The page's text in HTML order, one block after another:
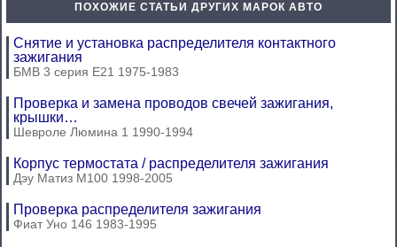
ПОХОЖИЕ СТАТЬИ ДРУГИХ МАРОК АВТО
Снятие и установка распределителя контактного
зажигания
БМВ 3 серия Е21 1975-1983
Проверка и замена проводов свечей зажигания,
крышки…
Шевроле Люмина 1 1990-1994
Корпус термостата / распределителя зажигания
Дэу Матиз М100 1998-2005
Проверка распределителя зажигания
Фиат Уно 146 1983-1995